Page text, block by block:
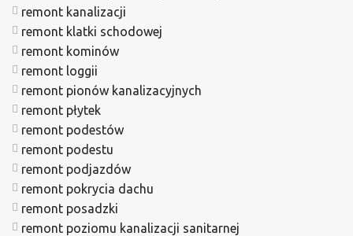
remont kanalizacji
remont klatki schodowej
remont kominów
remont loggii
remont pionów kanalizacyjnych
remont płytek
remont podestów
remont podestu
remont podjazdów
remont pokrycia dachu
remont posadzki
remont poziomu kanalizacji sanitarnej